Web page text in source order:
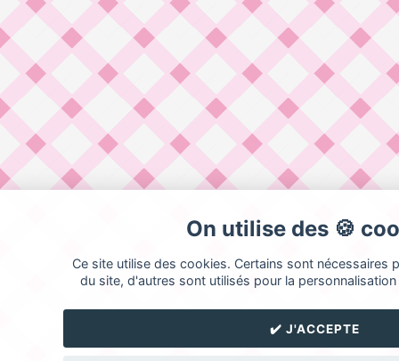
On utilise des 🍪
Ce site utilise des cookies. Certains sont nécessaires
du site, d'autres sont utilisés pour la
✔️ J'ACCEPTE